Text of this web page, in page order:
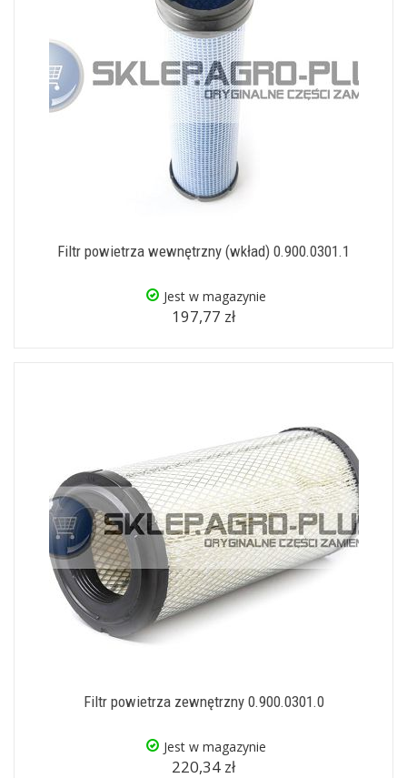
Filtr powietrza wewnętrzny (wkład) 0.900.0301.1
Jest w magazynie
197,77 zł
Filtr powietrza zewnętrzny 0.900.0301.0
Jest w magazynie
220,34 zł